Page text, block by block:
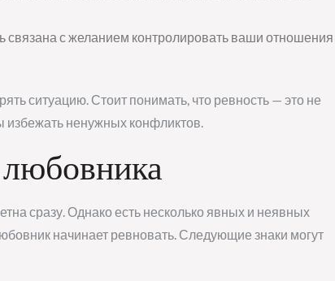
связана с желанием контролировать ваши отношения
ситуацию. Стоит понимать, что ревность — это не
избежать ненужных конфликтов.
сразу. Однако есть несколько явных и неявных
начинает ревновать. Следующие знаки могут